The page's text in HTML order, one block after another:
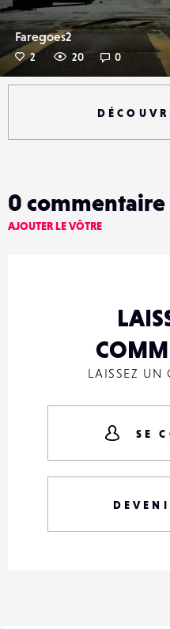
Faregoes2
2 20 0
0 commentaire
AJOUTER LE VÔTRE
LAISSEZ UN
SE